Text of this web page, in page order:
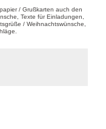
/ Grußkarten auch den
Texte für Einladungen,
/ Weihnachtswünsche,